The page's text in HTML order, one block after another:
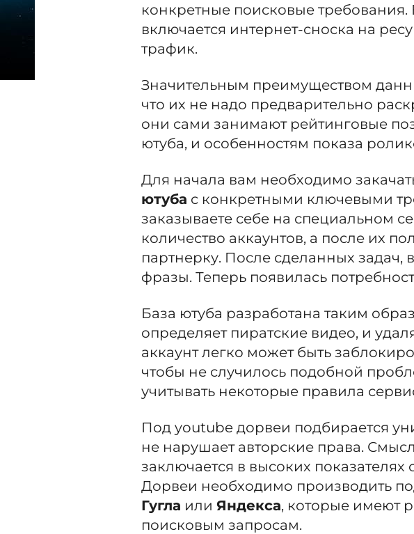
конкретные поисковые требования.
включается интернет-сноска на
трафик.
Значительным преимуществом
что их не надо предварительно
они сами занимают рейтинговые
ютуба, и особенностям показа
Для начала вам необходимо
ютуба с конкретными ключевыми
заказываете себе на специальном
количество аккаунтов, а после их
партнерку. После сделанных задач,
фразы. Теперь появилась
База ютуба разработана таким
определяет пиратские видео, и
аккаунт легко может быть
чтобы не случилось подобной
учитывать некоторые правила
Под youtube дорвеи подбирается
не нарушает авторские права.
заключается в высоких показателях
Дорвеи необходимо производить
Гугла илиЯндекса, которые имеют
поисковым запросам.